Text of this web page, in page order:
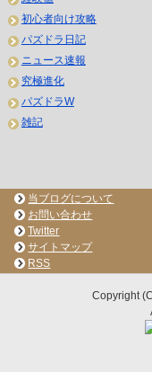
初心者向け攻略
パズドラ日記
ニュース速報
究極進化
パズドラW
雑記
当ブログについて
お問い合わせ
Twitter
サイトマップ
RSS
Copyright